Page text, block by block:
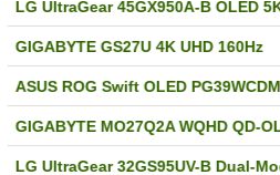
LG UltraGear 45GX950A-B OLED
GIGABYTE GS27U 4K UHD 160Hz
ASUS ROG Swift OLED
GIGABYTE MO27Q2A WQHD QD-
LG UltraGear 32GS95UV-B Dual-